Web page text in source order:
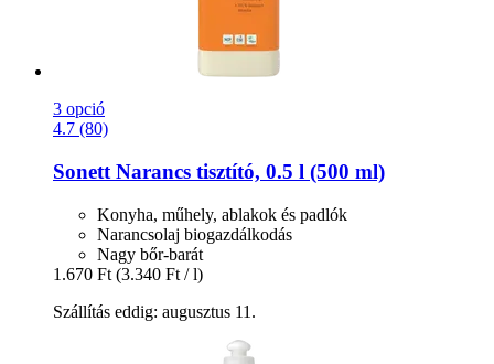
3 opció
4.7 (80)
Sonett Narancs tisztító, 0.5 l (500 ml)
Konyha, műhely, ablakok és padlók
Narancsolaj biogazdálkodás
Nagy bőr-barát
1.670 Ft (3.340 Ft / l)
Szállítás eddig: augusztus 11.